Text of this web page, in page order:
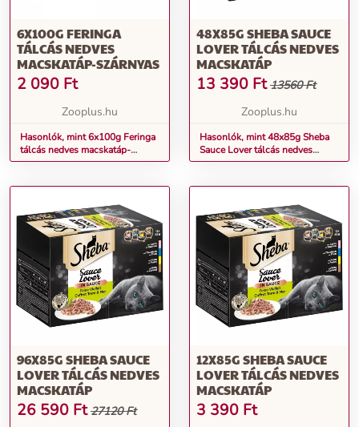
6X100G FERINGA
TÁLCÁS NEDVES
MACSKATÁP-SZÁRNYAS
2 090 Ft
Zooplus.hu
Hasonlók, mint 6x100g Feringa
tálcás nedves macskatáp-
Szárnyas
48X85G SHEBA SAUCE
LOVER TÁLCÁS NEDVES
MACSKATÁP
13 390 Ft 13560 Ft
Zooplus.hu
Hasonlók, mint 48x85g Sheba
Sauce Lover tálcás nedves
macskatáp
96X85G SHEBA SAUCE
LOVER TÁLCÁS NEDVES
MACSKATÁP
26 590 Ft 27120 Ft
12X85G SHEBA SAUCE
LOVER TÁLCÁS NEDVES
MACSKATÁP
3 390 Ft